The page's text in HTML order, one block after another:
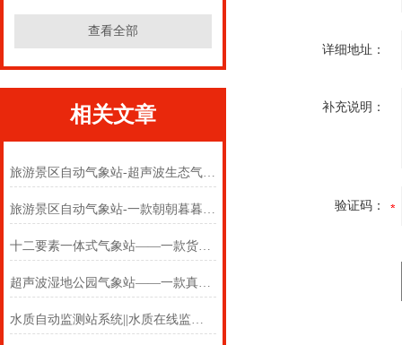
查看全部
相关文章
旅游景区自动气象站-超声波生态气象自动站【寒潮新闻】
旅游景区自动气象站-一款朝朝暮暮的超声波一体式气象站设备#2024已更新
十二要素一体式气象站——一款货真价实的旅游景区自动气象站
超声波湿地公园气象站——一款真的棒的旅游景区自动气象站#2023已更新
水质自动监测站系统||水质在线监测站设备||
详细地址：
补充说明：
验证码：